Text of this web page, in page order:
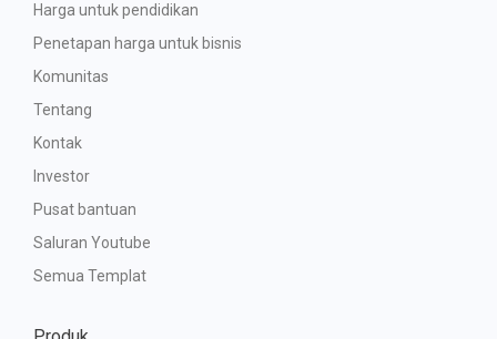
Harga untuk pendidikan
Penetapan harga untuk bisnis
Komunitas
Tentang
Kontak
Investor
Pusat bantuan
Saluran Youtube
Semua Templat